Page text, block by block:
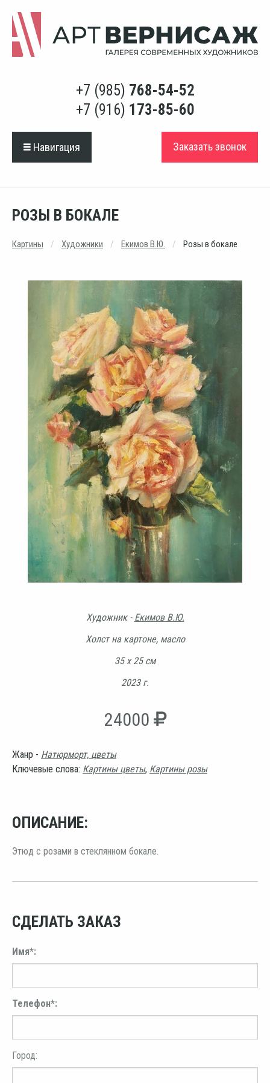
+7 (985) 768-54-52
+7 (916) 173-85-60
Навигация Заказать звонок
РОЗЫ В БОКАЛЕ
Картины Художники Екимов В.Ю. Розы в бокале
Художник - Екимов В.Ю.
Холст на картоне, масло
35 х 25 см
2023 г.
24000
Жанр - Натюрморт, цветы
Ключевые слова: Картины цветы, Картины розы
ОПИСАНИЕ:
Этюд с розами в стеклянном бокале.
СДЕЛАТЬ ЗАКАЗ
Имя*:
Телефон*:
Город: